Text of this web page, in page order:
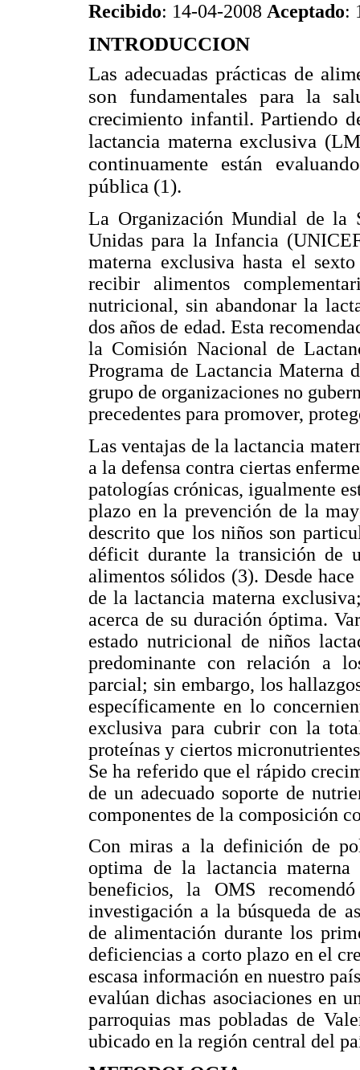
Recibido: 14-04-2008 Aceptado:
INTRODUCCION
Las adecuadas prácticas de
son fundamentales para la
crecimiento infantil. Partiendo
lactancia materna exclusiva
continuamente están
pública (1).
La Organización Mundial de la
Unidas para la Infancia
materna exclusiva hasta el
recibir alimentos
nutricional, sin abandonar la
dos años de edad. Esta
la Comisión Nacional de
Programa de Lactancia Materna
grupo de organizaciones no
precedentes para promover,
Las ventajas de la lactancia
a la defensa contra ciertas
patologías crónicas, igualmente
plazo en la prevención de la
descrito que los niños son
déficit durante la transición de
alimentos sólidos (3). Desde
de la lactancia materna
acerca de su duración óptima.
estado nutricional de niños
predominante con relación a
parcial; sin embargo, los
específicamente en lo
exclusiva para cubrir con la
proteínas y ciertos
Se ha referido que el rápido
de un adecuado soporte de
componentes de la composición
Con miras a la definición de
optima de la lactancia
beneficios, la OMS
investigación a la búsqueda de
de alimentación durante los
deficiencias a corto plazo en el
escasa información en nuestro
evalúan dichas asociaciones en
parroquias mas pobladas de
ubicado en la región central del